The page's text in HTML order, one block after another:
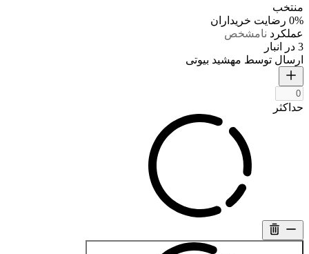
منتخب
0% رضایت خریداران
عملکرد نامشخص
3 در انبار
ارسال توسط مهشید بیوتی
حداکثر